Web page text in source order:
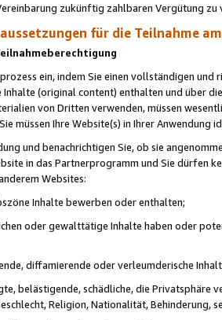
zukünftig zahlbaren Vergütung zu
für die Teilnahme
ein, indem Sie einen vollständigen
Inhalte (original content) enthalten und über
von Dritten verwenden, müssen
müssen Ihre Website(s) in Ihrer Anwendung
und benachrichtigen Sie, ob sie
in das Partnerprogramm und Sie dürfen
Websites:
Inhalte bewerben oder enthalten;
oder gewalttätige Inhalte haben oder
diffamierende oder verleumderische
belästigende, schädliche, die Privatsphäre
Religion, Nationalität, Behinderung,